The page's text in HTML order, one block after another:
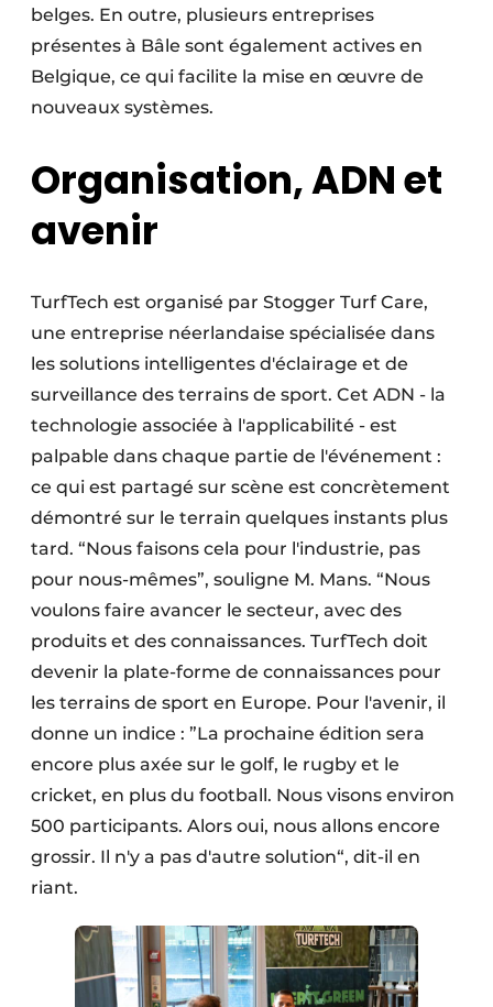
belges. En outre, plusieurs entreprises
présentes à Bâle sont également actives en
Belgique, ce qui facilite la mise en œuvre de
nouveaux systèmes.
Organisation, ADN et
avenir
TurfTech est organisé par Stogger Turf Care,
une entreprise néerlandaise spécialisée dans
les solutions intelligentes d'éclairage et de
surveillance des terrains de sport. Cet ADN - la
technologie associée à l'applicabilité - est
palpable dans chaque partie de l'événement :
ce qui est partagé sur scène est concrètement
démontré sur le terrain quelques instants plus
tard. “Nous faisons cela pour l'industrie, pas
pour nous-mêmes”, souligne M. Mans. “Nous
voulons faire avancer le secteur, avec des
produits et des connaissances. TurfTech doit
devenir la plate-forme de connaissances pour
les terrains de sport en Europe. Pour l'avenir, il
donne un indice : ”La prochaine édition sera
encore plus axée sur le golf, le rugby et le
cricket, en plus du football. Nous visons environ
500 participants. Alors oui, nous allons encore
grossir. Il n'y a pas d'autre solution“, dit-il en
riant.